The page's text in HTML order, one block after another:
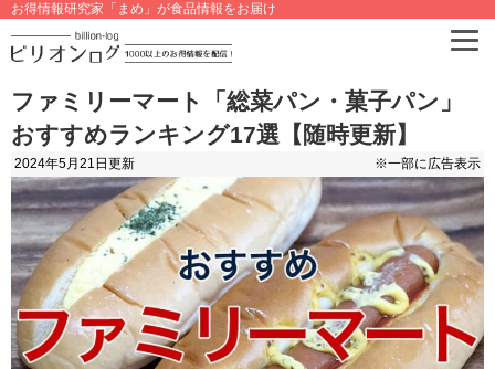
お得情報研究家「まめ」が食品情報をお届け
ファミリーマート「総菜パン・菓子パン」
おすすめランキング17選【随時更新】
2024年5月21日 更新 ※一部に広告表示